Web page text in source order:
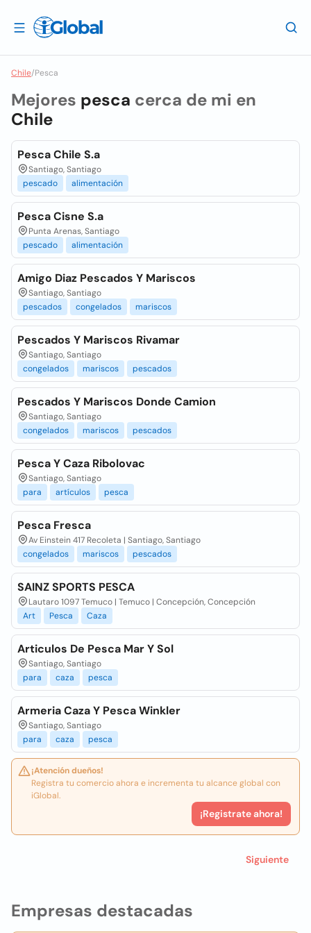
Chile/Pesca
Empresas destacadas
Mejores pesca cerca de mi en
Chile
Pesca Chile S.a
Santiago, Santiago
pescado
alimentación
Pesca Cisne S.a
Punta Arenas, Santiago
pescado
alimentación
Amigo Diaz Pescados Y Mariscos
Santiago, Santiago
pescados
congelados mariscos
Pescados Y Mariscos Rivamar
Santiago, Santiago
congelados
mariscos pescados
Pescados Y Mariscos Donde Camion
Santiago, Santiago
congelados
mariscos pescados
Pesca Y Caza Ribolovac
Santiago, Santiago
para
artículos pesca
Pesca Fresca
Av Einstein 417 Recoleta | Santiago, Santiago
congelados
mariscos pescados
SAINZ SPORTS PESCA
Lautaro 1097 Temuco | Temuco | Concepción, Concepción
Art
Pesca Caza
Articulos De Pesca Mar Y Sol
Santiago, Santiago
para
caza pesca
Armeria Caza Y Pesca Winkler
Santiago, Santiago
para
caza pesca
¡Atención dueños!
Registra tu comercio ahora e incrementa tu alcance global con
iGlobal.
¡Registrate ahora!
Siguiente